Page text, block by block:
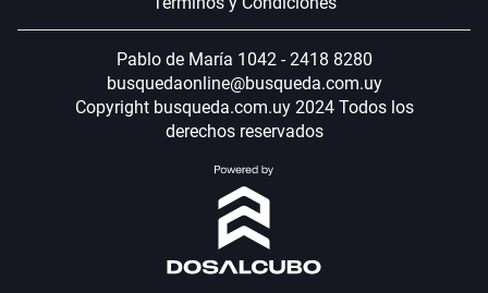
Pablo de María 1042 - 2418 8280
busquedaonline@busqueda.com.uy
Copyright busqueda.com.uy 2024 Todos los
derechos reservados